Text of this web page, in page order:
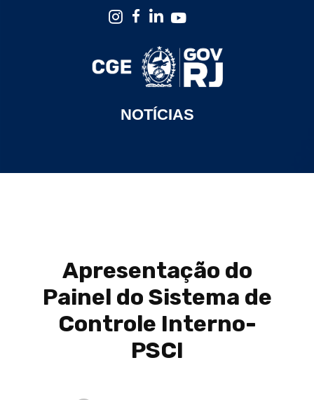
NOTÍCIAS
Apresentação do
Painel do Sistema de
Controle Interno-
PSCI